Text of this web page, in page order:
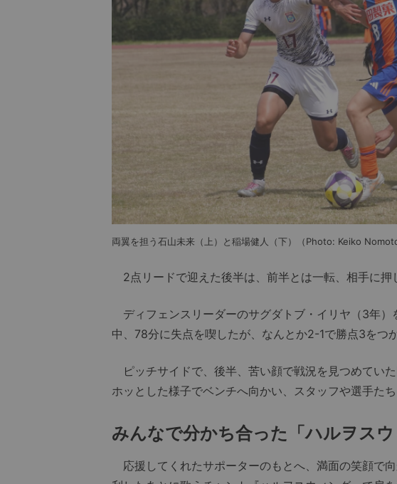
両翼を担う石山未来（上）と稲場健人（下）（Photo: Keiko Nomoto
2点リードで迎えた後半は、前半とは一転、相手に押
ディフェンスリーダーのサグダトブ・イリヤ（3年）
中、78分に失点を喫したが、なんとか2-1で勝点3をつ
ピッチサイドで、後半、苦い顔で戦況を見つめてい
ホッとした様子でベンチへ向かい、スタッフや選手た
みんなで分かち合った「ハルヲス
応援してくれたサポーターのもとへ、満面の笑顔で